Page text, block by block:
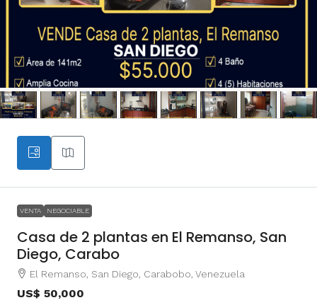
VENTA NEGOCIABLE
Casa de 2 plantas en El Remanso, San
Diego, Carabo
El Remanso, San Diego, Carabobo, Venezuela
US$ 50,000